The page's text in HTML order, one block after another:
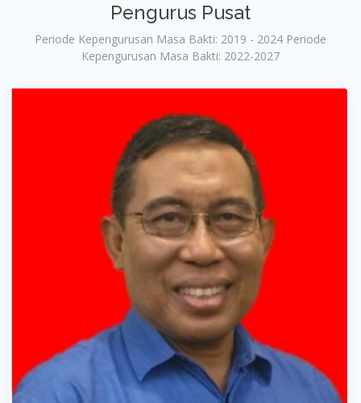
Pengurus Pusat
Periode Kepengurusan Masa Bakti: 2019 - 2024 Periode
Kepengurusan Masa Bakti: 2022-2027